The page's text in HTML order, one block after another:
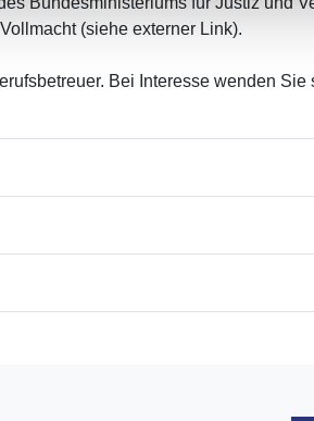
(siehe externer Link).
Bei Interesse wenden